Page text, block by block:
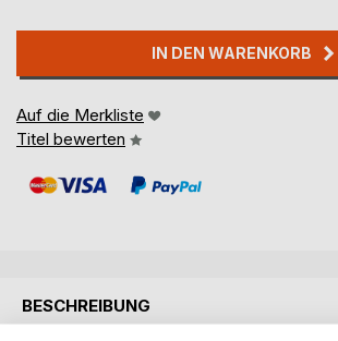
IN DEN WARENKORB
Auf die Merkliste
Titel bewerten
BESCHREIBUNG